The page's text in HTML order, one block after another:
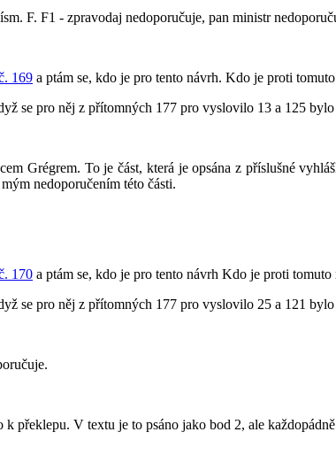
F. F1 - zpravodaj nedoporučuje, pan ministr
169 a ptám se, kdo je pro tento návrh. Kdo je proti
se pro něj z přítomných 177 pro vyslovilo 13 a 125
Grégrem. To je část, která je opsána z příslušné
nedoporučením této části.
170 a ptám se, kdo je pro tento návrh Kdo je proti tomuto
se pro něj z přítomných 177 pro vyslovilo 25 a 121
k překlepu. V textu je to psáno jako bod 2, ale